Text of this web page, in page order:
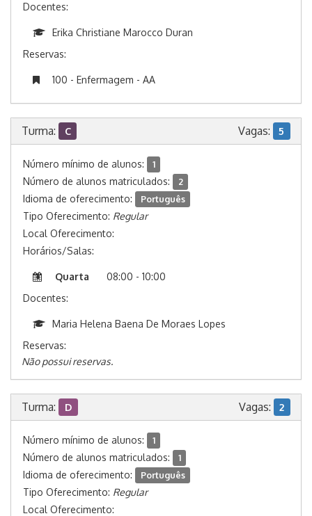
Docentes:
Erika Christiane Marocco Duran
Reservas:
100 - Enfermagem - AA
Turma: C Vagas: 5
Número mínimo de alunos: 1
Número de alunos matriculados: 2
Idioma de oferecimento: Português
Tipo Oferecimento: Regular
Local Oferecimento:
Horários/Salas:
Quarta
08:00 - 10:00
Docentes:
Maria Helena Baena De Moraes Lopes
Reservas:
Não possui reservas.
Turma: D Vagas: 2
Número mínimo de alunos: 1
Número de alunos matriculados: 1
Idioma de oferecimento: Português
Tipo Oferecimento: Regular
Local Oferecimento: